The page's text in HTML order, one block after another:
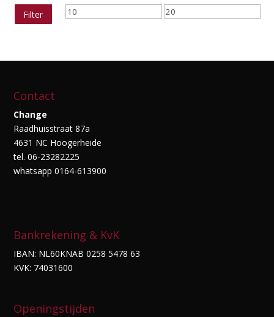
Min.
Max.
Filter
Contact
Change
Raadhuisstraat 87a
4631 NC Hoogerheide
tel. 06-23282225
whatsapp 0164-613900
Bankrekening & KvK
IBAN: NL60KNAB 0258 5478 63
KVK: 74031600
Openingstijden